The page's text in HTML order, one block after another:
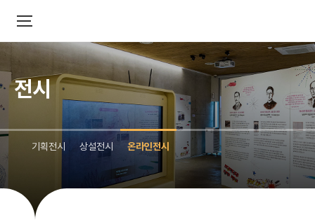
기획전시 상설전시 온라인전시
전시